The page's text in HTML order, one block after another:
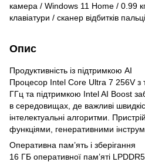
камера / Windows 11 Home / 0.99 кг
клавіатури / сканер відбитків
Опис
Продуктивність із підтримкою AI
Процесор Intel Core Ultra 7 256V з
ГГц та підтримкою Intel AI Boost
в середовищах, де важливі
інтелектуальні алгоритми.
функціями, генеративними
Оперативна пам’ять і зберігання
16 ГБ оперативної пам’яті